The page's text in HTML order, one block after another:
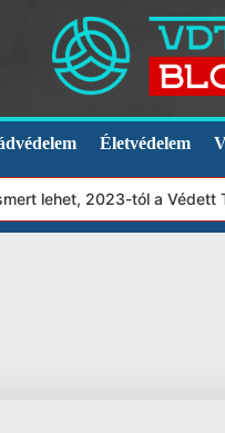
Életvédelem
lehet, 2023-tól a Védett